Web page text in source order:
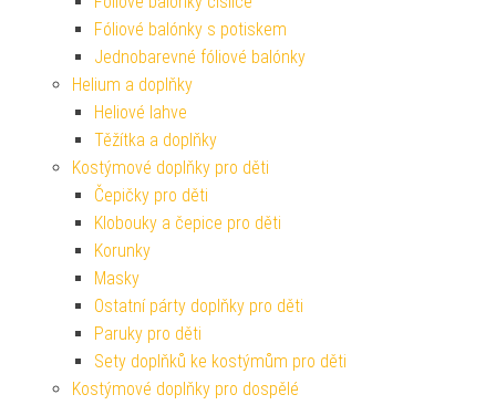
Fóliové balónky s potiskem
Jednobarevné fóliové balónky
Helium a doplňky
Heliové lahve
Těžítka a doplňky
Kostýmové doplňky pro děti
Čepičky pro děti
Klobouky a čepice pro děti
Korunky
Masky
Ostatní párty doplňky pro děti
Paruky pro děti
Sety doplňků ke kostýmům pro děti
Kostýmové doplňky pro dospělé